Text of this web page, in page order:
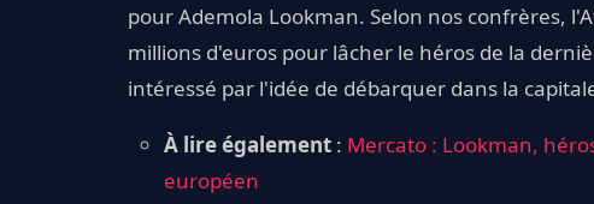
pour Ademola Lookman. Selon nos confrères,
millions d'euros pour lâcher le héros de la
intéressé par l'idée de débarquer dans la
À lire également : Mercato : Lookman,
européen